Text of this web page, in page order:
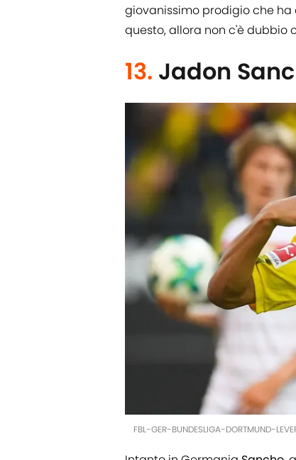
giovanissimo prodigio che
questo, allora non c'è dubbio
13. Jadon
FBL-GER-BUNDESLIGA-DORTMUND-